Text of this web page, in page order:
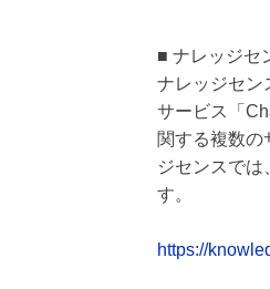
■ ナレッジセ
ナレッジセン
サービス「
関する複数の
ジセンスでは
す。
https://